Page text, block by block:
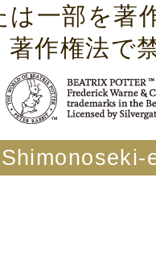
は一部を著
著作権法で